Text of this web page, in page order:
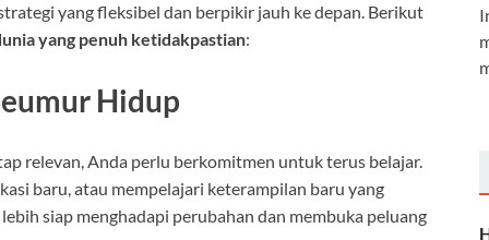
yang fleksibel dan berpikir jauh ke depan. Berikut
yang penuh ketidakpastian:
Hidup
relevan, Anda perlu berkomitmen untuk terus belajar.
baru, atau mempelajari keterampilan baru yang
siap menghadapi perubahan dan membuka peluang